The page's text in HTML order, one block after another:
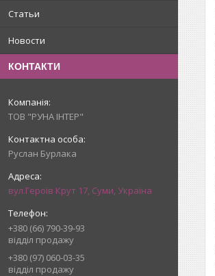
Статьи
Новости
КОНТАКТИ
ТОВ "РУНА ІНТЕР"
Руслан Бурлака
вул.Героїв Крут 17, Суми, Україна
+380 (66) 790-39-93
відділ продажу
+380 (97) 060-03-35
відділ продажу